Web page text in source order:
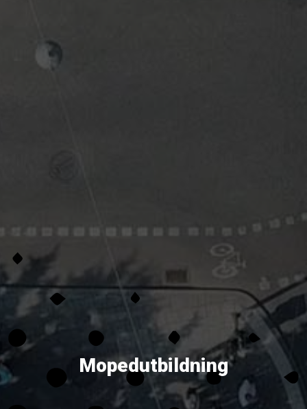
Mopedutbildning